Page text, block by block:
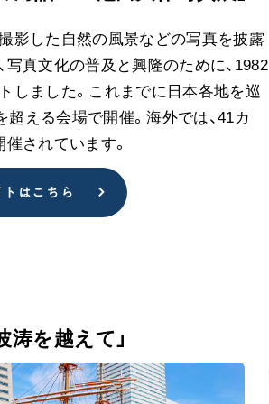
影した自然の風景などの写真を披露
写真文化の普及と興隆のために、1982
しました。これまでに日本各地を巡
超える会場で開催。海外では、41カ
催されています。
はこちら
涛を越えて」